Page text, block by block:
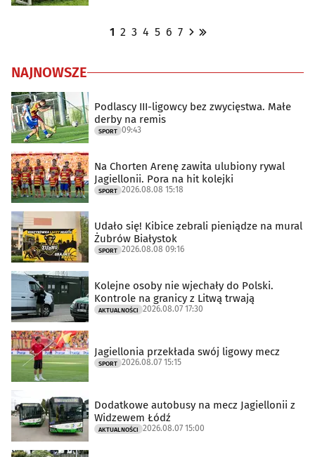
1 2 3 4 5 6 7
NAJNOWSZE
Podlascy III-ligowcy bez zwycięstwa. Małe
derby na remis
SPORT 09:43
Na Chorten Arenę zawita ulubiony rywal
Jagiellonii. Pora na hit kolejki
SPORT 2026.08.08 15:18
Udało się! Kibice zebrali pieniądze na mural
Żubrów Białystok
SPORT 2026.08.08 09:16
Kolejne osoby nie wjechały do Polski.
Kontrole na granicy z Litwą trwają
AKTUALNOŚCI 2026.08.07 17:30
Jagiellonia przekłada swój ligowy mecz
SPORT 2026.08.07 15:15
Dodatkowe autobusy na mecz Jagiellonii z
Widzewem Łódź
AKTUALNOŚCI 2026.08.07 15:00